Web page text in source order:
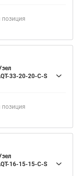
позиция
33-20-20-C-S
позиция
16-15-15-C-S